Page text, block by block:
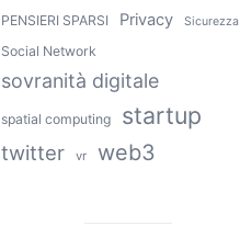
PENSIERI SPARSI Privacy Sicurezza
Social Network
sovranità digitale
spatial computing startup
twitter vr web3